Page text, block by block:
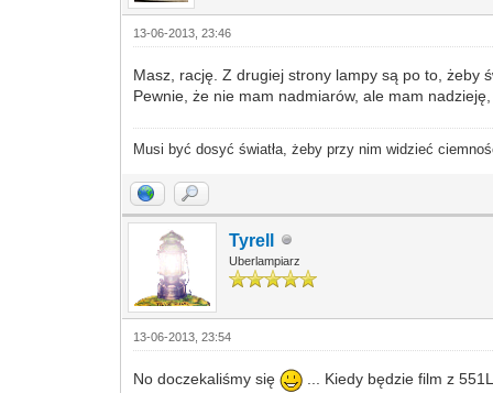
13-06-2013, 23:46
Masz, rację. Z drugiej strony lampy są po to, żeby
Pewnie, że nie mam nadmiarów, ale mam
Musi być dosyć światła, żeby przy nim widzieć
Tyrell
Uberlampiarz
13-06-2013, 23:54
No doczekaliśmy się ... Kiedy będzie film z